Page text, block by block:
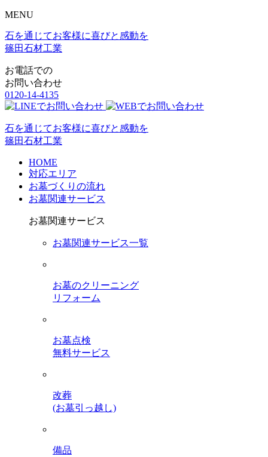
MENU
石を通じてお客様に喜びと感動を
篠田石材工業
お電話での
お問い合わせ
0120-14-4135
石を通じてお客様に喜びと感動を
篠田石材工業
HOME
対応エリア
お墓づくりの流れ
お墓関連サービス
お墓関連サービス
お墓関連サービス一覧
お墓のクリーニング
リフォーム
お墓点検
無料サービス
改葬
(お墓引っ越し)
備品